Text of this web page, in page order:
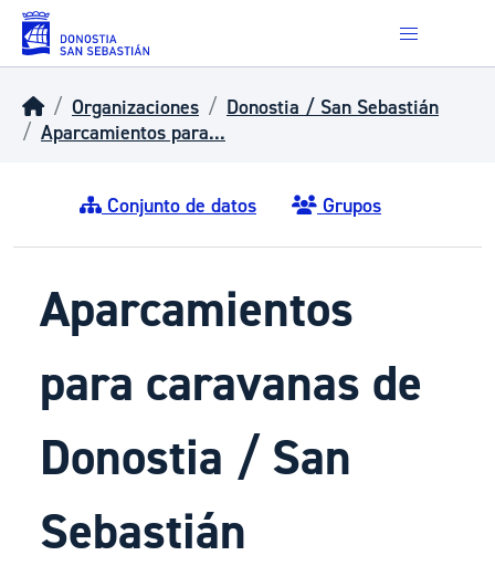
Skip to main content
Organizaciones
Donostia / San Sebastián
Aparcamientos para...
Conjunto de datos Grupos
Aparcamientos
para caravanas de
Donostia / San
Sebastián